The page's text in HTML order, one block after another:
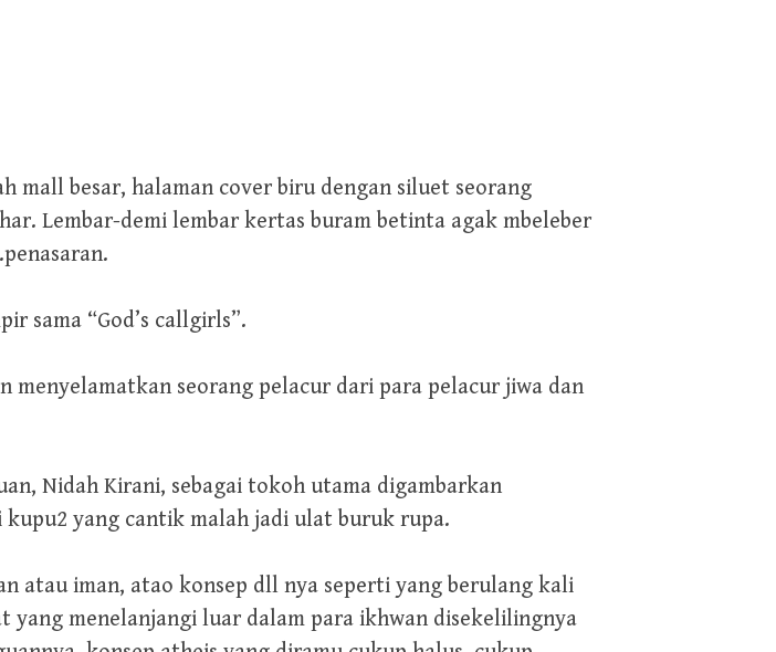
mall besar, halaman cover biru dengan siluet seorang
Lembar-demi lembar kertas buram betinta agak mbeleber
sama “God’s callgirls”.
seorang pelacur dari para pelacur jiwa dan
Nidah Kirani, sebagai tokoh utama digambarkan
yang cantik malah jadi ulat buruk rupa.
atau iman, atao konsep dll nya seperti yang berulang kali
yang menelanjangi luar dalam para ikhwan disekelilingnya